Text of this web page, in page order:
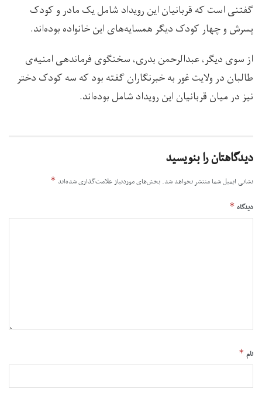
گفتنی است که قربانیان این رویداد شامل یک مادر و کودک
پسرش و چهار کودک دیگر همسایه‌های این خانواده بوده‌اند.
از سوی دیگر، عبدالرحمن بدری، سخنگوی فرماندهی امنیه‌ی
طالبان در ولایت غور به خبرنگاران گفته بود که سه کودک دختر
نیز در میان قربانیان این رویداد شامل بوده‌اند.
دیدگاهتان را بنویسید
نشانی ایمیل شما منتشر نخواهد شد. بخش‌های موردنیاز علامت‌گذاری شده‌اند *
دیدگاه *
نام *